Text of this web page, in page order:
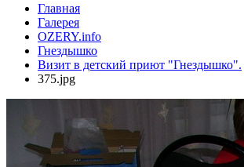
Главная
Галерея
OZERY.info
Гнездышко
Визит в детский приют "Гнездышко".
375.jpg